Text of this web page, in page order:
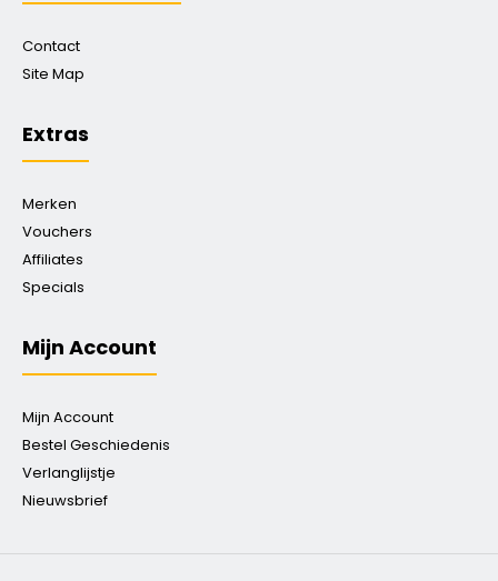
Contact
Site Map
Extras
Merken
Vouchers
Affiliates
Specials
Mijn Account
Mijn Account
Bestel Geschiedenis
Verlanglijstje
Nieuwsbrief